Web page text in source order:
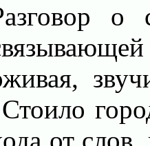
о
от